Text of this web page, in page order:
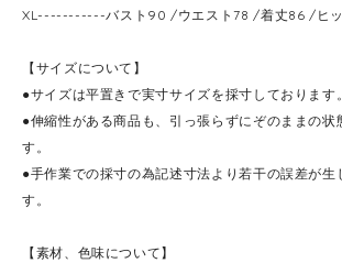
XL-----------バスト90 /ウエスト78 /着丈86 /ヒ
【サイズについて】
●サイズは平置きで実寸サイズを採寸しております。
●伸縮性がある商品も、引っ張らずにぞのままの状
す。
●手作業での採寸の為記述寸法より若干の誤差が生
す。
【素材、色味について】